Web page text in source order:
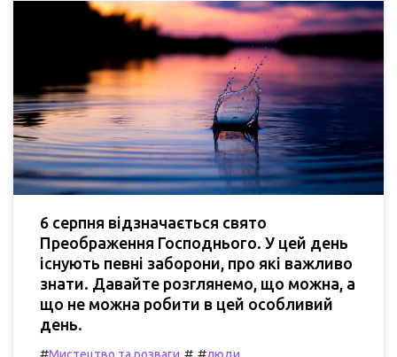
6 серпня відзначається свято
Преображення Господнього. У цей день
існують певні заборони, про які важливо
знати. Давайте розглянемо, що можна, а
що не можна робити в цей особливий
день.
#Мистецтво та розваги # #люди